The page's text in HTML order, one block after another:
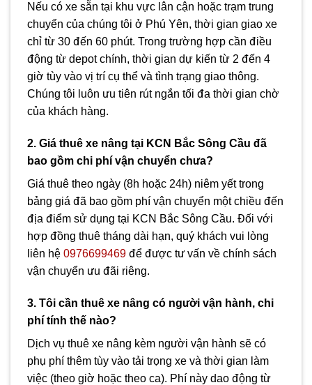
Nếu có xe sẵn tại khu vực lân cận hoặc trạm trung
chuyển của chúng tôi ở Phú Yên, thời gian giao xe
chỉ từ 30 đến 60 phút. Trong trường hợp cần điều
động từ depot chính, thời gian dự kiến từ 2 đến 4
giờ tùy vào vị trí cụ thể và tình trạng giao thông.
Chúng tôi luôn ưu tiên rút ngắn tối đa thời gian chờ
của khách hàng.
2. Giá thuê xe nâng tại KCN Bắc Sông Cầu đã
bao gồm chi phí vận chuyển chưa?
Giá thuê theo ngày (8h hoặc 24h) niêm yết trong
bảng giá đã bao gồm phí vận chuyển một chiều đến
địa điểm sử dụng tại KCN Bắc Sông Cầu. Đối với
hợp đồng thuê tháng dài hạn, quý khách vui lòng
liên hệ 0976699469 để được tư vấn về chính sách
vận chuyển ưu đãi riêng.
3. Tôi cần thuê xe nâng có người vận hành, chi
phí tính thế nào?
Dịch vụ thuê xe nâng kèm người vận hành sẽ có
phụ phí thêm tùy vào tải trọng xe và thời gian làm
việc (theo giờ hoặc theo ca). Phí này dao động từ